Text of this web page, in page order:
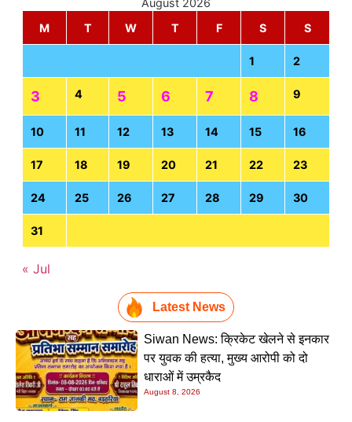
M
T W T F S S
1 2
3 4 5 6 7 8 9
10 11 12 13 14 15 16
17 18 19 20 21 22 23
24 25 26 27 28 29 30
31
« Jul
Latest News
Siwan News: क्रिकेट खेलने से इनकार
पर युवक की हत्या, मुख्य आरोपी को दो
धाराओं में उम्रकैद
August 8, 2026